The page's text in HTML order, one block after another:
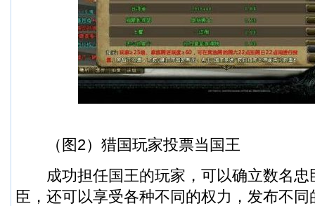
（图2）猎国玩家投票当国王
成功担任国王的玩家，可以确立数名忠
臣，还可以享受各种不同的权力，发布不